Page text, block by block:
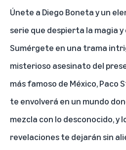
Únete a Diego Boneta y un
serie que despierta la magia
Sumérgete en una trama
misterioso asesinato del
más famoso de México, Paco
te envolverá en un mundo
mezcla con lo desconocido, y
revelaciones te dejarán sin